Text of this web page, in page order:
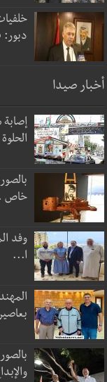
أخبار صيدا
خاص
وفد
ا...